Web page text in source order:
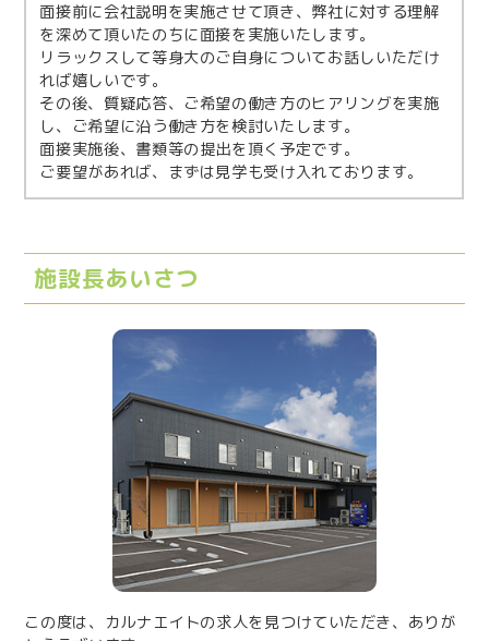
面接前に会社説明を実施させて頂き、弊社に対する理解
を深めて頂いたのちに面接を実施いたします。
リラックスして等身大のご自身についてお話しいただけ
れば嬉しいです。
その後、質疑応答、ご希望の働き方のヒアリングを実施
し、ご希望に沿う働き方を検討いたします。
面接実施後、書類等の提出を頂く予定です。
ご要望があれば、まずは見学も受け入れております。
施設長あいさつ
この度は、カルナエイトの求人を見つけていただき、ありが